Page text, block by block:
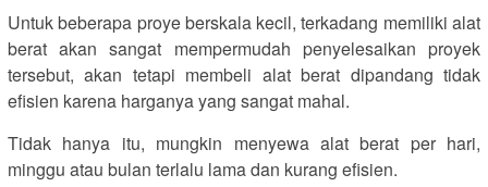
Untuk beberapa proye berskala kecil, terkadang memiliki alat
berat akan sangat mempermudah penyelesaikan proyek
tersebut, akan tetapi membeli alat berat dipandang tidak
efisien karena harganya yang sangat mahal.
Tidak hanya itu, mungkin menyewa alat berat per hari,
minggu atau bulan terlalu lama dan kurang efisien.